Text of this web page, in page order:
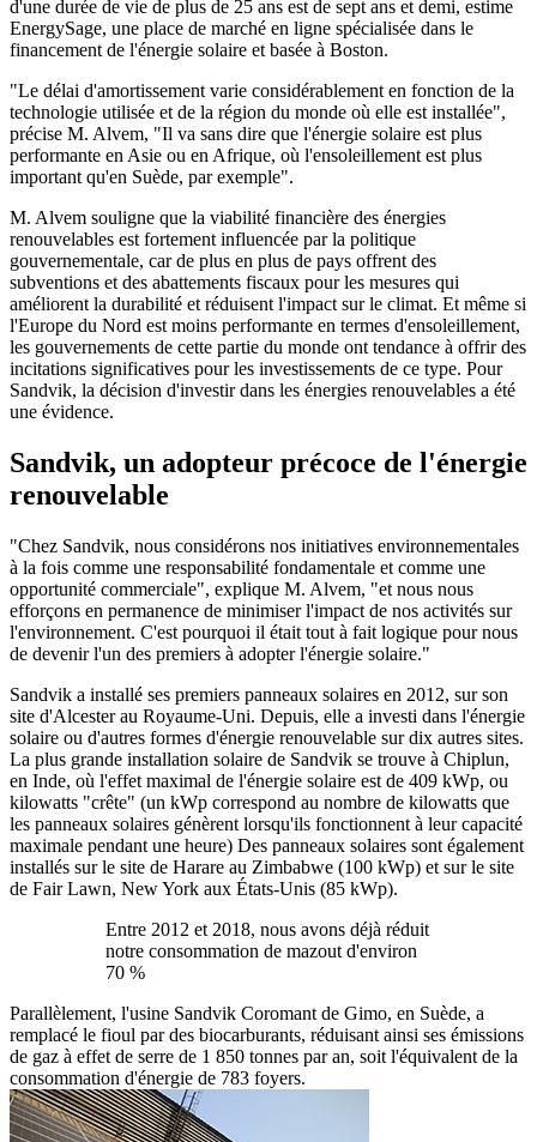
d'une durée de vie de plus de 25 ans est de sept ans et demi, estime
EnergySage, une place de marché en ligne spécialisée dans le
financement de l'énergie solaire et basée à Boston.
"Le délai d'amortissement varie considérablement en fonction de la
technologie utilisée et de la région du monde où elle est installée",
précise M. Alvem, "Il va sans dire que l'énergie solaire est plus
performante en Asie ou en Afrique, où l'ensoleillement est plus
important qu'en Suède, par exemple".
M. Alvem souligne que la viabilité financière des énergies
renouvelables est fortement influencée par la politique
gouvernementale, car de plus en plus de pays offrent des
subventions et des abattements fiscaux pour les mesures qui
améliorent la durabilité et réduisent l'impact sur le climat. Et même si
l'Europe du Nord est moins performante en termes d'ensoleillement,
les gouvernements de cette partie du monde ont tendance à offrir des
incitations significatives pour les investissements de ce type. Pour
Sandvik, la décision d'investir dans les énergies renouvelables a été
une évidence.
Sandvik, un adopteur précoce de l'énergie
renouvelable
"Chez Sandvik, nous considérons nos initiatives environnementales
à la fois comme une responsabilité fondamentale et comme une
opportunité commerciale", explique M. Alvem, "et nous nous
efforçons en permanence de minimiser l'impact de nos activités sur
l'environnement. C'est pourquoi il était tout à fait logique pour nous
de devenir l'un des premiers à adopter l'énergie solaire."
Sandvik a installé ses premiers panneaux solaires en 2012, sur son
site d'Alcester au Royaume-Uni. Depuis, elle a investi dans l'énergie
solaire ou d'autres formes d'énergie renouvelable sur dix autres sites.
La plus grande installation solaire de Sandvik se trouve à Chiplun,
en Inde, où l'effet maximal de l'énergie solaire est de 409 kWp, ou
kilowatts "crête" (un kWp correspond au nombre de kilowatts que
les panneaux solaires génèrent lorsqu'ils fonctionnent à leur capacité
maximale pendant une heure) Des panneaux solaires sont également
installés sur le site de Harare au Zimbabwe (100 kWp) et sur le site
de Fair Lawn, New York aux États-Unis (85 kWp).
Entre 2012 et 2018, nous avons déjà réduit
notre consommation de mazout d'environ
70 %
Parallèlement, l'usine Sandvik Coromant de Gimo, en Suède, a
remplacé le fioul par des biocarburants, réduisant ainsi ses émissions
de gaz à effet de serre de 1 850 tonnes par an, soit l'équivalent de la
consommation d'énergie de 783 foyers.